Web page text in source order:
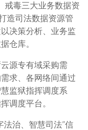
戒毒三大业务数据资
造司法数据资源管
决策分析、业务监
仓库。
源专有域采购需
求、各网络间通过
监狱指挥调度系
调度平台。
治、智慧司法”信